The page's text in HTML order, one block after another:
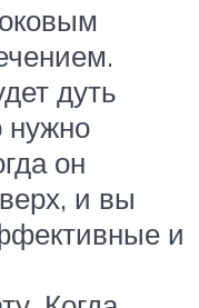
дуть
нужно
он
и вы
и